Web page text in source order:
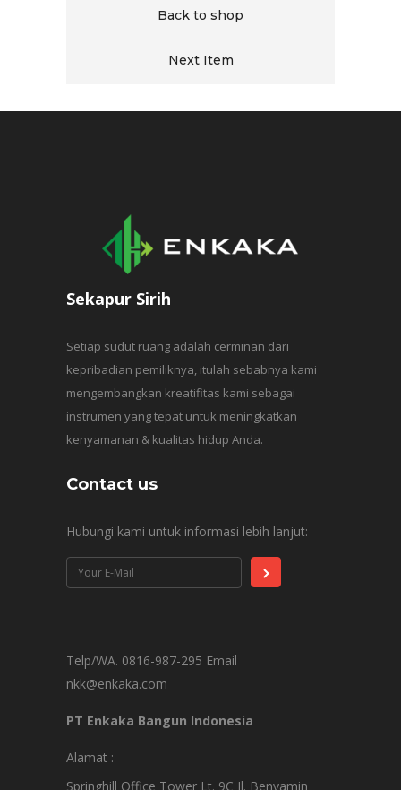
Back to shop
Next Item
Sekapur Sirih
Setiap sudut ruang adalah cerminan dari
kepribadian pemiliknya, itulah sebabnya kami
mengembangkan kreatifitas kami sebagai
instrumen yang tepat untuk meningkatkan
kenyamanan & kualitas hidup Anda.
Contact us
Hubungi kami untuk informasi lebih lanjut:
Telp/WA. 0816-987-295 Email
nkk@enkaka.com
PT Enkaka Bangun Indonesia
Alamat :
Springhill Office Tower Lt. 9C Jl. Benyamin